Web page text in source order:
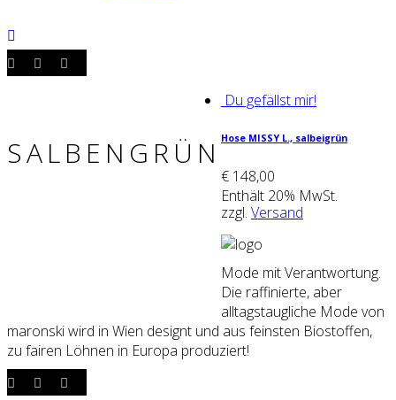
SALBENGRÜN
Du gefällst mir!
Hose MIS­SY L., sal­bei­grün
€ 148,00
Enthält 20% MwSt.
zzgl. Versand
Mode mit Verantwortung.
Die raffinierte, aber
alltagstaugliche Mode von
maronski wird in Wien designt und aus feinsten Biostoffen,
zu fairen Löhnen in Europa produziert!